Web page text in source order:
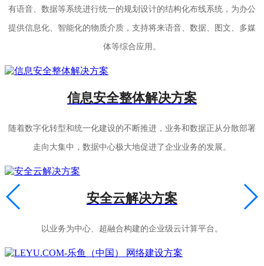
有语音、数据等系统进行统一的规划设计的结构化布线系统，为办公
提供信息化、智能化的物质介质，支持将来语音、数据、图文、多媒
体等综合应用。
信息安全整体解决方案
随着数字化转型和统一化建设的不断推进，业务和数据正从分散部署
走向大集中，数据中心极大地促进了企业业务的发展。
安全云解决方案
以业务为中心、超融合构建的企业级云计算平台。